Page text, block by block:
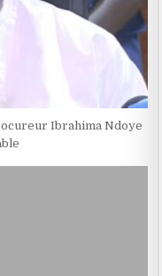
Ibrahima Ndoye